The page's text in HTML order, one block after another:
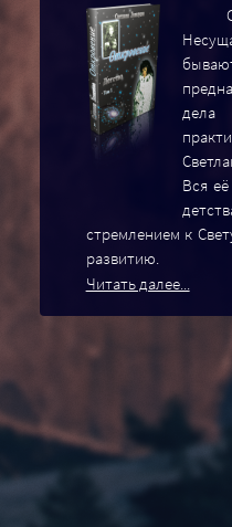
Вся
стремлением к
развитию.
Читать далее...